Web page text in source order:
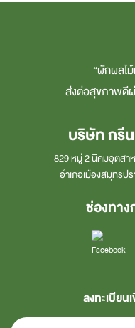
“ผักผลไ
ส่งต่อสุขภาพดี
บริษัท กรี
829 หมู่ 2 นิคมอุตสา
อำเภอเมืองสมุทรป
ช่องทา
ลงทะเบียน